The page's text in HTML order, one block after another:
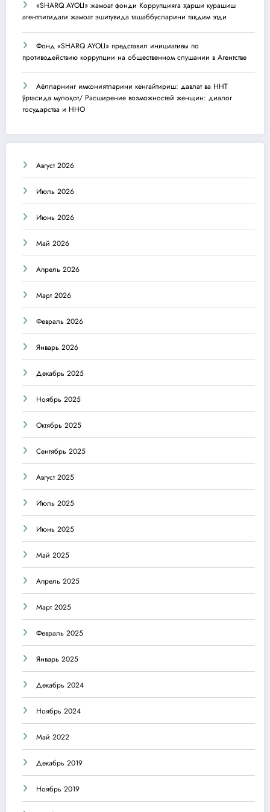
«SHARQ AYOLI» жамоат фонди Коррупцияга қарши курашиш
агентлигидаги жамоат эшитувида ташаббусларини тақдим этди
Фонд «SHARQ AYOLI» представил инициативы по
противодействию коррупции на общественном слушании в Агентстве
Аёлларнинг имкониятларини кенгайтириш: давлат ва ННТ
ўртасида мулоқот/ Расширение возможностей женщин: диалог
государства и ННО
Август 2026
Июль 2026
Июнь 2026
Май 2026
Апрель 2026
Март 2026
Февраль 2026
Январь 2026
Декабрь 2025
Ноябрь 2025
Октябрь 2025
Сентябрь 2025
Август 2025
Июль 2025
Июнь 2025
Май 2025
Апрель 2025
Март 2025
Февраль 2025
Январь 2025
Декабрь 2024
Ноябрь 2024
Май 2022
Декабрь 2019
Ноябрь 2019